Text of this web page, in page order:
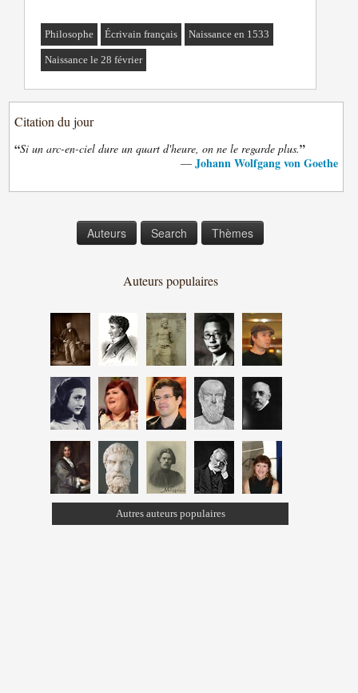
Philosophe Écrivain français Naissance en 1533
Naissance le 28 février
Citation du jour
“Si un arc-en-ciel dure un quart d'heure, on ne le regarde plus.”
— Johann Wolfgang von Goethe
Auteurs Search Thèmes
Auteurs populaires
Autres auteurs populaires